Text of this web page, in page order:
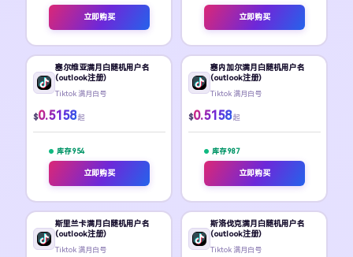
立即购买 立即购买
塞尔维亚满月白随机用户名
(outlook注册)
Tiktok 满月白号
$0.5158 起
库存 954
立即购买
塞内加尔满月白随机用户名
(outlook注册)
Tiktok 满月白号
$0.5158 起
库存 987
立即购买
斯里兰卡满月白随机用户名
(outlook注册)
Tiktok 满月白号
斯洛伐克满月白随机用户名
(outlook注册)
Tiktok 满月白号